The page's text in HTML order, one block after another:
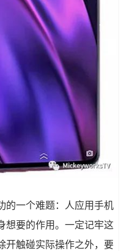
的一个难题：人应用手机
想要的作用。一定记牢这
开触碰实际操作之外，要